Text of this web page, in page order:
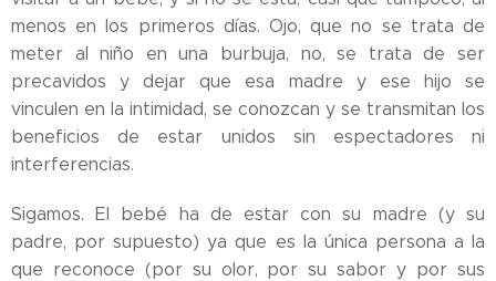
menos en los primeros días. Ojo, que no se trata de
meter al niño en una burbuja, no, se trata de ser
precavidos y dejar que esa madre y ese hijo se
vinculen en la intimidad, se conozcan y se transmitan los
beneficios de estar unidos sin espectadores ni
interferencias.
Sigamos. El bebé ha de estar con su madre (y su
padre, por supuesto) ya que es la única persona a la
que reconoce (por su olor, por su sabor y por sus